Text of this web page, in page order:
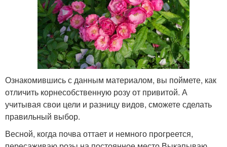
Ознакомившись с данным материалом, вы поймете, как
отличить корнесобственную розу от привитой. А
учитывая свои цели и разницу видов, сможете сделать
правильный выбор.
Весной, когда почва оттает и немного прогреется,